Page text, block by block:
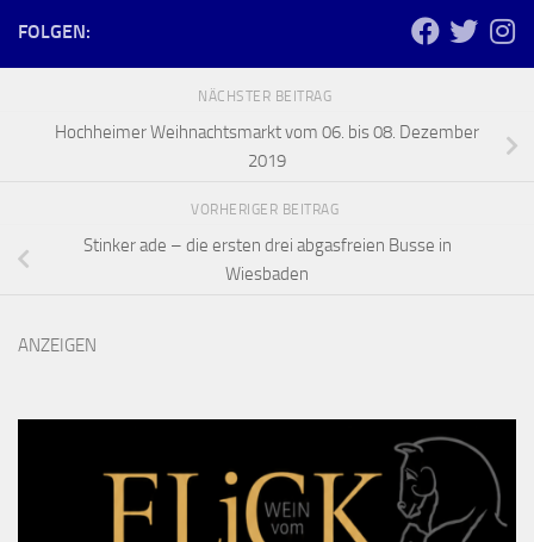
FOLGEN:
NÄCHSTER BEITRAG
Hochheimer Weihnachtsmarkt vom 06. bis 08. Dezember
2019
VORHERIGER BEITRAG
Stinker ade – die ersten drei abgasfreien Busse in
Wiesbaden
ANZEIGEN